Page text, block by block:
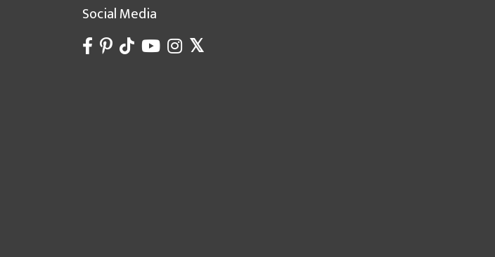
Social Media